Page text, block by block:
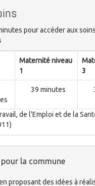
pour accéder aux
Maternité niveau
1
3
39 minutes
de l'Emploi et de la
la commune
proposant des idées à